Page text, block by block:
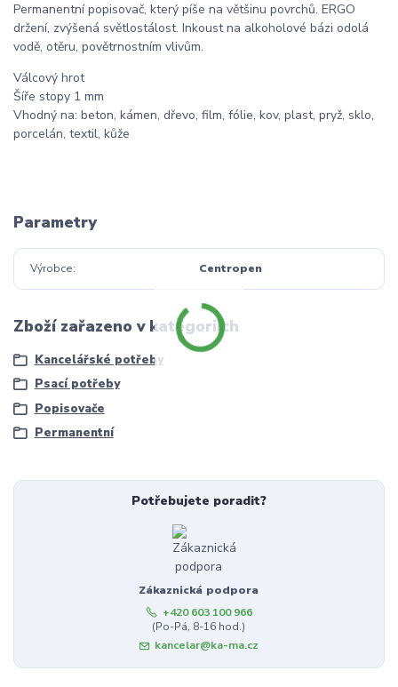
Permanentní popisovač, který píše na většinu povrchů. ERGO
držení, zvýšená světlostálost. Inkoust na alkoholové bázi odolá
vodě, otěru, povětrnostním vlivům.
Válcový hrot
Šíře stopy 1 mm
Vhodný na: beton, kámen, dřevo, film, fólie, kov, plast, pryž, sklo,
porcelán, textil, kůže
Parametry
Výrobce Centropen
Zboží zařazeno v kategoriích
Kancelářské potřeby
Psací potřeby
Popisovače
Permanentní
Potřebujete poradit?
Zákaznická podpora
+420 603 100 966
(Po-Pá, 8-16 hod.)
kancelar@ka-ma.cz